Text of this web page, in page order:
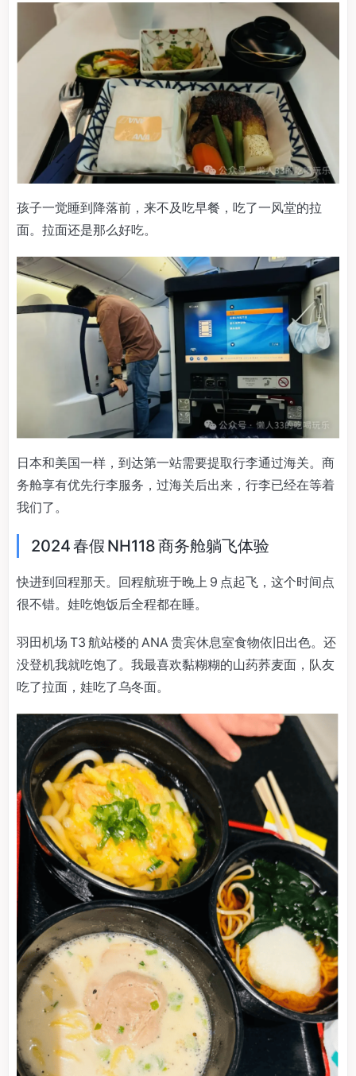
孩子一觉睡到降落前，来不及吃早餐，吃了一风堂的拉
面。拉面还是那么好吃。
日本和美国一样，到达第一站需要提取行李通过海关。商
务舱享有优先行李服务，过海关后出来，行李已经在等着
我们了。
2024 春假 NH118 商务舱躺飞体验
快进到回程那天。回程航班于晚上 9 点起飞，这个时间点
很不错。娃吃饱饭后全程都在睡。
羽田机场 T3 航站楼的 ANA 贵宾休息室食物依旧出色。还
没登机我就吃饱了。我最喜欢黏糊糊的山药荞麦面，队友
吃了拉面，娃吃了乌冬面。